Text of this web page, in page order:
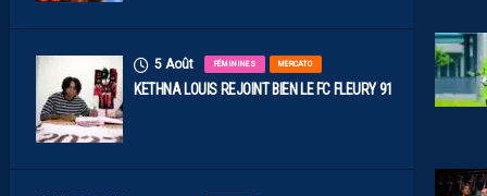
5 Août FÉMININES MERCATO
KETHNA LOUIS REJOINT BIEN LE FC FLEURY 91